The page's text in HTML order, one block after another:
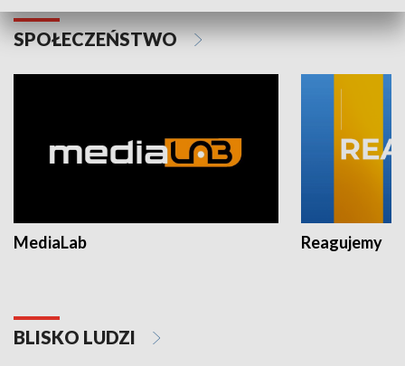
SPOŁECZEŃSTWO
MediaLab Reagujemy
BLISKO LUDZI